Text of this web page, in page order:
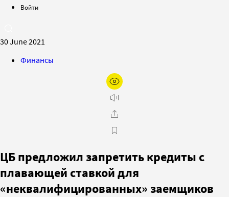
Войти
30 June 2021
Финансы
ЦБ предложил запретить кредиты с
плавающей ставкой для
«неквалифицированных» заемщиков